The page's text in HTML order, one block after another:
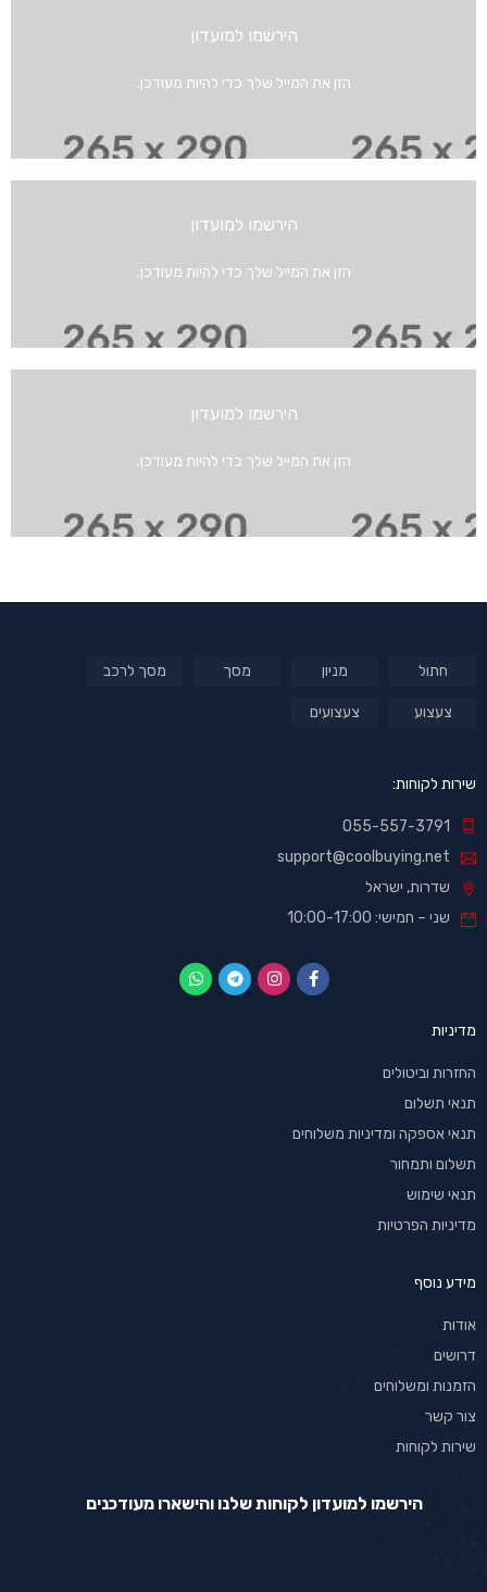
הירשמו למועדון
הזן את המייל שלך כדי להיות מעודכן.
הירשמו למועדון
הזן את המייל שלך כדי להיות מעודכן.
הירשמו למועדון
הזן את המייל שלך כדי להיות מעודכן.
חתול מניון מסך מסך לרכב
צעצוע צעצועים
שירות לקוחות:
055-557-3791
support@coolbuying.net
שדרות, ישראל
שני – חמישי: 10:00-17:00
מדיניות
החזרות וביטולים
תנאי תשלום
תנאי אספקה ומדיניות משלוחים
תשלום ותמחור
תנאי שימוש
מדיניות הפרטיות
מידע נוסף
אודות
דרושים
הזמנות ומשלוחים
צור קשר
שירות לקוחות
הירשמו למועדון לקוחות שלנו והישארו מעודכנים